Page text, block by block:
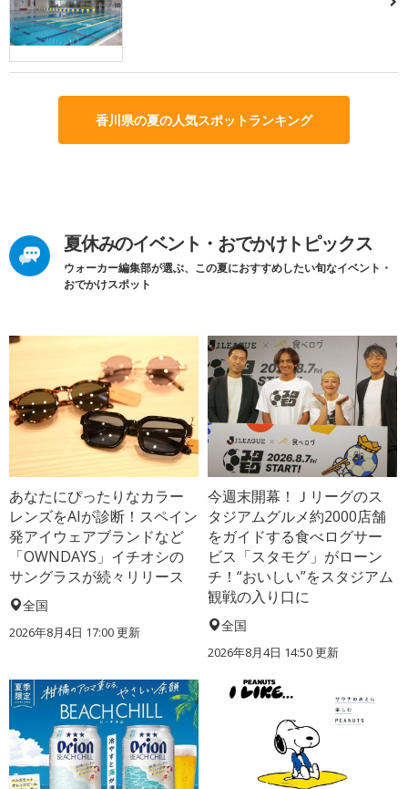
香川県の夏の人気スポットランキング
夏休みのイベント・おでかけトピックス
ウォーカー編集部が選ぶ、この夏におすすめしたい旬なイベント・
おでかけスポット
あなたにぴったりなカラー
レンズをAIが診断！スペイン
発アイウェアブランドなど
「OWNDAYS」イチオシの
サングラスが続々リリース
全国
2026年8月4日 17:00更新
今週末開幕！Ｊリーグのス
タジアムグルメ約2000店舗
をガイドする食べログサー
ビス「スタモグ」がローン
チ！“おいしい”をスタジアム
観戦の入り口に
全国
2026年8月4日 14:50更新